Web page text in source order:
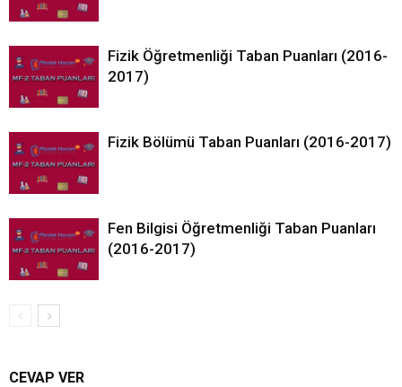
Fizik Öğretmenliği Taban Puanları (2016-
2017)
Fizik Bölümü Taban Puanları (2016-2017)
Fen Bilgisi Öğretmenliği Taban Puanları
(2016-2017)
CEVAP VER